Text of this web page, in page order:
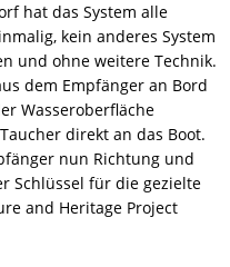
hat das System alle
kein anderes System
und ohne weitere Technik.
dem Empfänger an Bord
Wasseroberfläche
direkt an das Boot.
nun Richtung und
Schlüssel für die gezielte
and Heritage Project